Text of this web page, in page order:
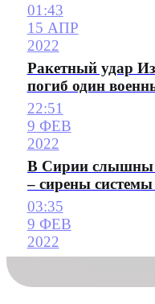
01:43
15 АПР
2022
Ракетный удар
погиб один
22:51
9 ФЕВ
2022
В Сирии слышны
– сирены
03:35
9 ФЕВ
2022